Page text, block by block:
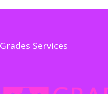
Grades Services